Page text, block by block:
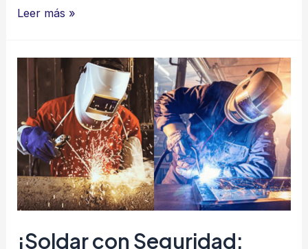
Cables
Seguridad,
Inspección
Prevención
de
Riesgos
Leer más »
¡Soldar con Seguridad: